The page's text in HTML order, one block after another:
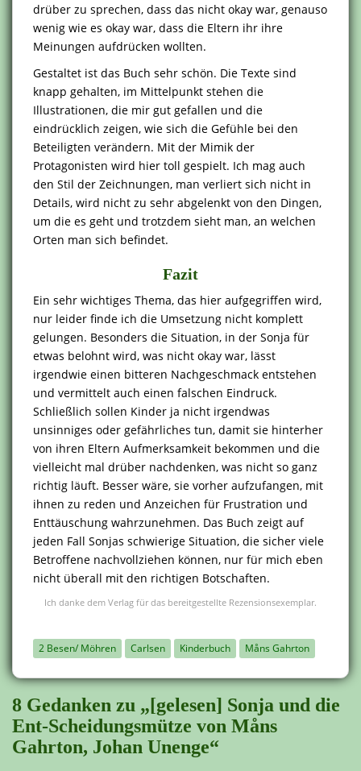
drüber zu sprechen, dass das nicht okay war, genauso
wenig wie es okay war, dass die Eltern ihr ihre
Meinungen aufdrücken wollten.
Gestaltet ist das Buch sehr schön. Die Texte sind
knapp gehalten, im Mittelpunkt stehen die
Illustrationen, die mir gut gefallen und die
eindrücklich zeigen, wie sich die Gefühle bei den
Beteiligten verändern. Mit der Mimik der
Protagonisten wird hier toll gespielt. Ich mag auch
den Stil der Zeichnungen, man verliert sich nicht in
Details, wird nicht zu sehr abgelenkt von den Dingen,
um die es geht und trotzdem sieht man, an welchen
Orten man sich befindet.
Fazit
Ein sehr wichtiges Thema, das hier aufgegriffen wird,
nur leider finde ich die Umsetzung nicht komplett
gelungen. Besonders die Situation, in der Sonja für
etwas belohnt wird, was nicht okay war, lässt
irgendwie einen bitteren Nachgeschmack entstehen
und vermittelt auch einen falschen Eindruck.
Schließlich sollen Kinder ja nicht irgendwas
unsinniges oder gefährliches tun, damit sie hinterher
von ihren Eltern Aufmerksamkeit bekommen und die
vielleicht mal drüber nachdenken, was nicht so ganz
richtig läuft. Besser wäre, sie vorher aufzufangen, mit
ihnen zu reden und Anzeichen für Frustration und
Enttäuschung wahrzunehmen. Das Buch zeigt auf
jeden Fall Sonjas schwierige Situation, die sicher viele
Betroffene nachvollziehen können, nur für mich eben
nicht überall mit den richtigen Botschaften.
Ich danke dem Verlag für das bereitgestellte Rezensionsexemplar.
2 Besen/ Möhren Carlsen Kinderbuch Måns Gahrton
8 Gedanken zu „[gelesen] Sonja und die
Ent-Scheidungsmütze von Måns
Gahrton, Johan Unenge“